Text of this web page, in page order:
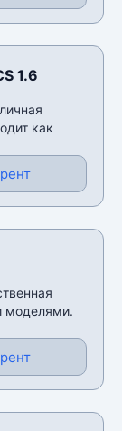
1.6
как
моделями.